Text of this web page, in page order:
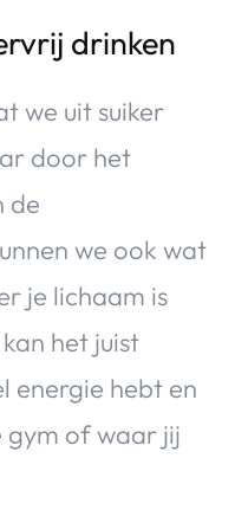
drinken
we uit suiker
door het
de
we ook wat
je lichaam is
het juist
energie hebt en
gym of waar jij